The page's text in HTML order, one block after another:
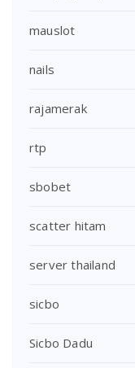
mauslot
nails
rajamerak
rtp
sbobet
scatter hitam
server thailand
sicbo
Sicbo Dadu